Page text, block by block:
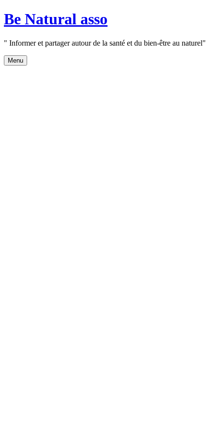
Aller
au
Be Natural asso
" Informer et partager autour de la santé et du bien-être au naturel"
Menu